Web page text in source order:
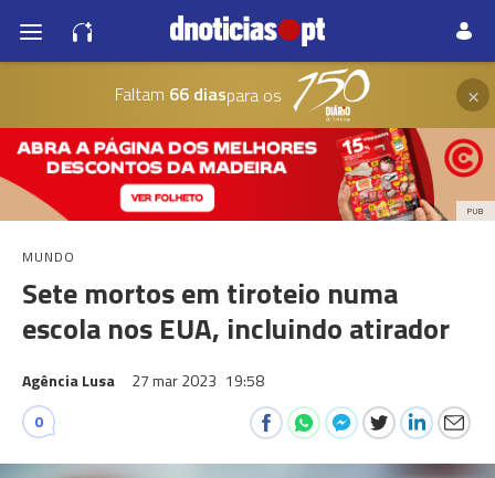
Faltam 66 diaspara os ×
PUB
MUNDO
Sete mortos em tiroteio numa
escola nos EUA, incluindo atirador
Agência Lusa 27 mar 2023 19:58
0